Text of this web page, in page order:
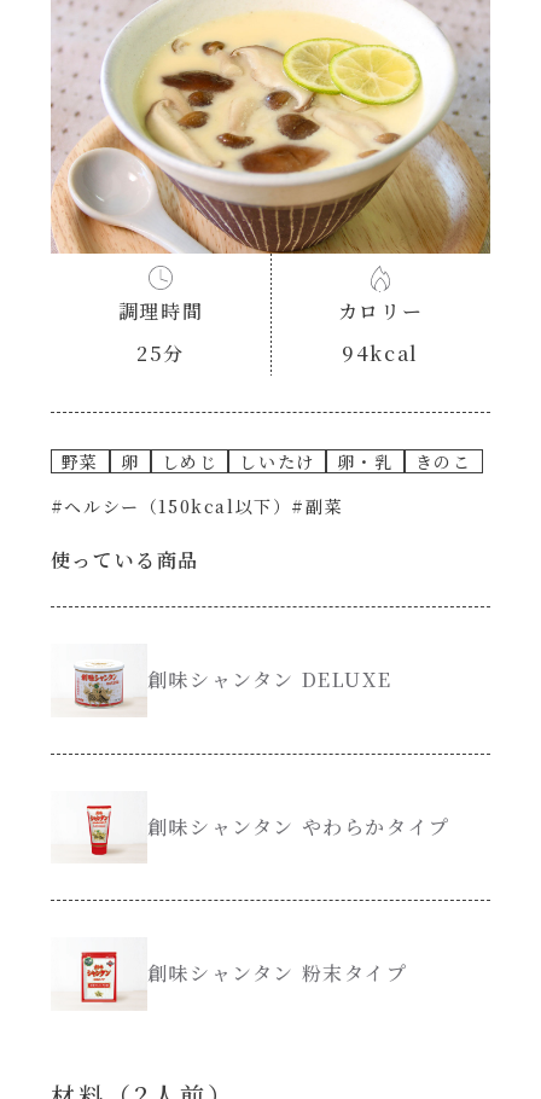
ヘルシー（150kcal以下）
時短（調理時間10分以下）
お弁当
おつまみ/おやつ
主菜
ごはんもの
スープ
肉ピクキノピク
グラタン/ドリア
含む）
あえるハコネーゼナポリタン
あえるハコネーゼジェノベーゼ
あえるハコネーゼペペロンチーノ
あえるハコネーゼたらこクリーム
シャンタンシリーズ
創味のつゆ
創味のつゆ減塩
京の和風だし
白だし
カレーだし
すき焼のたれ
調理時間
25分
カロリー
94kcal
野菜 卵 しめじ しいたけ 卵・乳
きのこ
#ヘルシー（150kcal以下） #副菜
使っている商品
創味シャンタン DELUXE
創味シャンタン やわらかタイプ
創味シャンタン 粉末タイプ